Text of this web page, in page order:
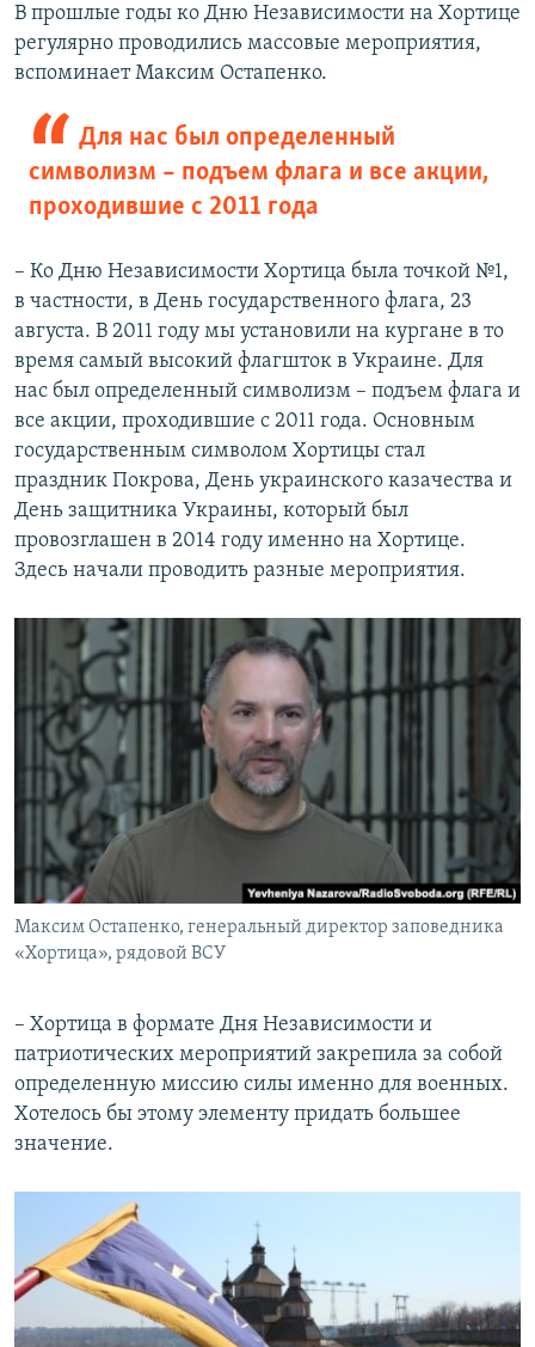
В прошлые годы ко Дню Независимости на Хортице
регулярно проводились массовые мероприятия,
вспоминает Максим Остапенко.
Для нас был определенный
символизм – подъем флага и все акции,
проходившие с 2011 года
– Ко Дню Независимости Хортица была точкой №1,
в частности, в День государственного флага, 23
августа. В 2011 году мы установили на кургане в то
время самый высокий флагшток в Украине. Для
нас был определенный символизм – подъем флага и
все акции, проходившие с 2011 года. Основным
государственным символом Хортицы стал
праздник Покрова, День украинского казачества и
День защитника Украины, который был
провозглашен в 2014 году именно на Хортице.
Здесь начали проводить разные мероприятия.
Максим Остапенко, генеральный директор заповедника
«Хортица», рядовой ВСУ
– Хортица в формате Дня Независимости и
патриотических мероприятий закрепила за собой
определенную миссию силы именно для военных.
Хотелось бы этому элементу придать большее
значение.